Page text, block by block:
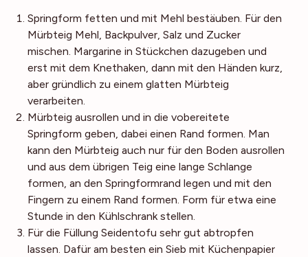
Springform fetten und mit Mehl bestäuben. Für den
Mürbteig Mehl, Backpulver, Salz und Zucker
mischen. Margarine in Stückchen dazugeben und
erst mit dem Knethaken, dann mit den Händen kurz,
aber gründlich zu einem glatten Mürbteig
verarbeiten.
Mürbteig ausrollen und in die vobereitete
Springform geben, dabei einen Rand formen. Man
kann den Mürbteig auch nur für den Boden ausrollen
und aus dem übrigen Teig eine lange Schlange
formen, an den Springformrand legen und mit den
Fingern zu einem Rand formen. Form für etwa eine
Stunde in den Kühlschrank stellen.
Für die Füllung Seidentofu sehr gut abtropfen
lassen. Dafür am besten ein Sieb mit Küchenpapier